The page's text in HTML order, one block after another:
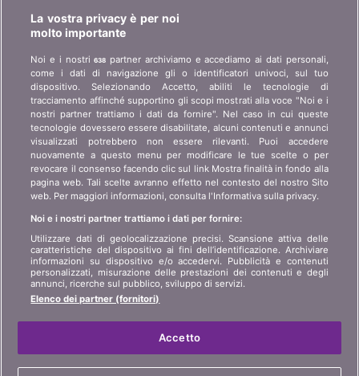
Chi è bonus.ch? Come funzionano i comparatori?
Chi siamo?
Contatto
Pubblicità
Affiliazione
Partner
Stampa
informazioni per i clienti
art 45 LSA
Protezione dei dati
Informazioni giuridiche
Mappa del sito
LINGUA
FR IT
La vostra privacy è per noi
molto importante
Noi e i nostri638 partner archiviamo e accediamo ai dati personali,
come i dati di navigazione gli o identificatori univoci, sul tuo
dispositivo. Selezionando Accetto, abiliti le tecnologie di
tracciamento affinché supportino gli scopi mostrati alla voce "Noi e i
nostri partner trattiamo i dati da fornire". Nel caso in cui queste
tecnologie dovessero essere disabilitate, alcuni contenuti e annunci
visualizzati potrebbero non essere rilevanti. Puoi accedere
nuovamente a questo menu per modificare le tue scelte o per
revocare il consenso facendo clic sul link Mostra finalità in fondo alla
pagina web. Tali scelte avranno effetto nel contesto del nostro Sito
web. Per maggiori informazioni, consulta l'Informativa sulla privacy.
Noi e i nostri partner trattiamo i dati per fornire:
Utilizzare dati di geolocalizzazione precisi. Scansione attiva delle
caratteristiche del dispositivo ai fini dell’identificazione. Archiviare
informazioni su dispositivo e/o accedervi. Pubblicità e contenuti
personalizzati, misurazione delle prestazioni dei contenuti e degli
annunci, ricerche sul pubblico, sviluppo di servizi.
Elenco dei partner (fornitori)
Accetto